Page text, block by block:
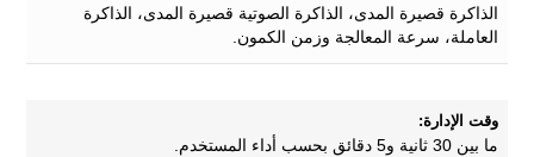
الذاكرة قصيرة المدى، الذاكرة الصوتية قصيرة المدى، الذاكرة
العاملة، سرعة المعالجة وزمن الكمون.
وقت الإدارة:
ما بين 30 ثانية و5 دقائق بحسب أداء المستخدم.